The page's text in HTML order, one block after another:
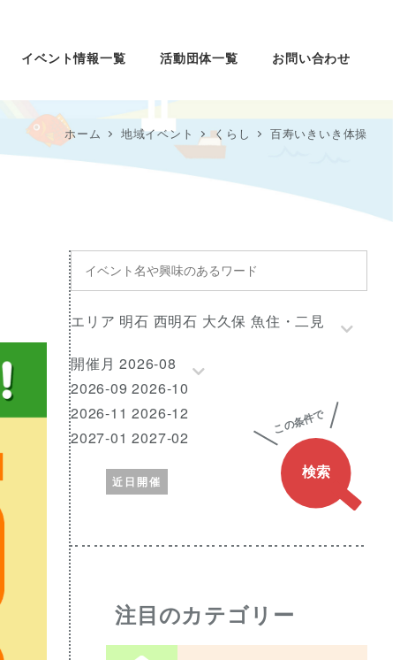
イベント情報一覧 活動団体一覧 お問い合わせ
ホーム 地域イベント くらし 百寿いきいき体操
イ
ベ
ン
ト
名
や
興
味
の
あ
る
ワ
ー
ド
エ
リ
ア
エリア 明石 西明石 大久保 魚住・二見
開
催
月
開催月 2026-08
2026-09 2026-10
2026-11 2026-12
2027-01 2027-02
近日開催
注目のカテゴリー